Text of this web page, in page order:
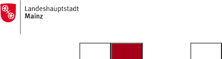
Saltar al contenido
A
la
página